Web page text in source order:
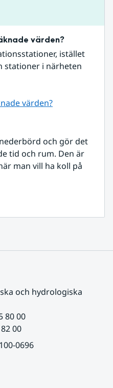
värden?
istället
stationer i närheten
värden?
och gör det
tid och rum. Den är
man vill ha koll på
och hydrologiska
80 00
00
0696